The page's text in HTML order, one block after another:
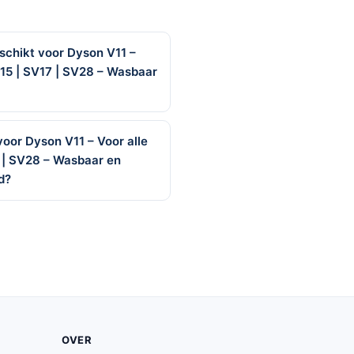
voor Dyson V11 –
| SV17 | SV28 – Wasbaar
Dyson V11 – Voor alle
SV28 – Wasbaar en
OVER